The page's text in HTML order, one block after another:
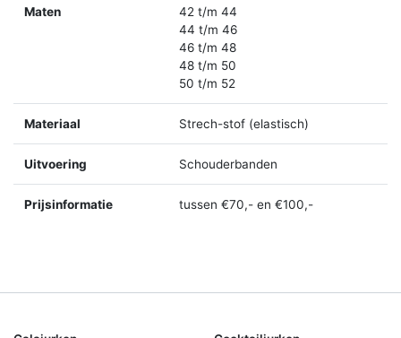
Maten
42 t/m 44
44 t/m 46
46 t/m 48
48 t/m 50
50 t/m 52
Materiaal Strech-stof (elastisch)
Uitvoering Schouderbanden
Prijsinformatie tussen €70,- en €100,-